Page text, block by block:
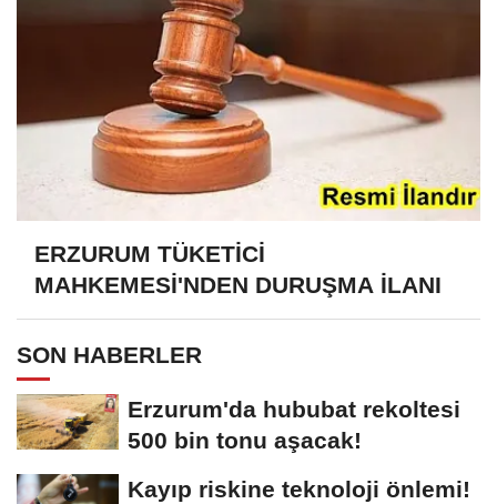
ERZURUM TÜKETİCİ
MAHKEMESİ'NDEN DURUŞMA İLANI
SON HABERLER
Erzurum'da hububat rekoltesi
500 bin tonu aşacak!
Kayıp riskine teknoloji önlemi!